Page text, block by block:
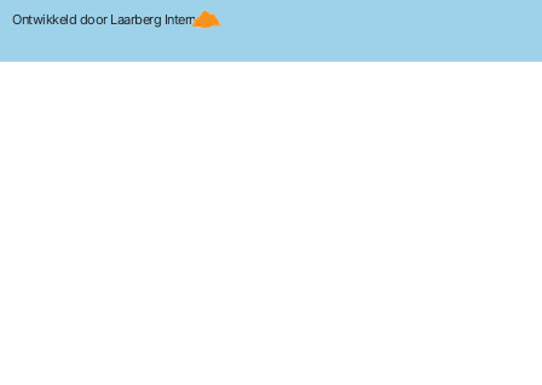
Ontwikkeld door Laarberg Internet